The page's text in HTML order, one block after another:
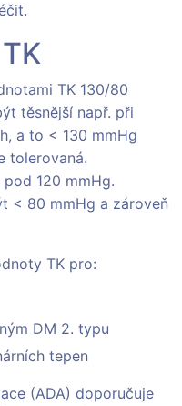
TK 130/80
těsnější např. při
a to < 130 mmHg
tolerovaná.
120 mmHg.
< 80 mmHg a zároveň
TK pro:
DM 2. typu
tepen
(ADA) doporučuje